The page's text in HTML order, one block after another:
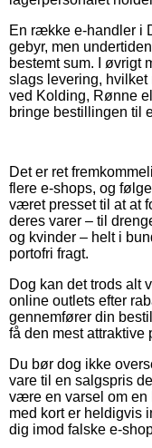
En række e-handler i
gebyr, men
bestemt sum. I øvrigt
slags levering, hvilket
ved Kolding, Rønne
bringe bestillingen til
Det er ret
flere e-shops, og
været presset til at at
deres varer – til
og kvinder – helt i
portofri fragt.
Dog kan det trods alt
online outlets efter
gennemfører din
få den mest attraktive
Du bør dog ikke
vare til en salgspris
være en varsel om en
med kort er heldigvis
dig imod falske e-